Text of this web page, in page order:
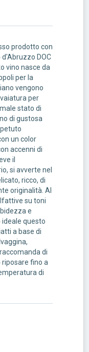
prodotto con
DOC
vino nasce da
per la
vengono
per
stato di
di gustosa
un color
accenni di
il
si avverte nel
ricco, di
originalità. Al
su toni
e
questo
a base di
di
fino a
di